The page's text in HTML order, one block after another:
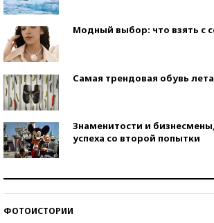
Модный выбор: что взять с
Самая трендовая обувь лета
Знаменитости и
успеха со второй попытки
ФОТОИСТОРИИ